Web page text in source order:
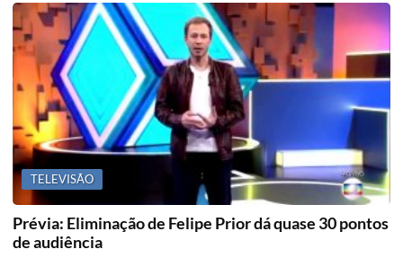
TELEVISÃO
Prévia: Eliminação de Felipe Prior dá quase 30 pontos
de audiência